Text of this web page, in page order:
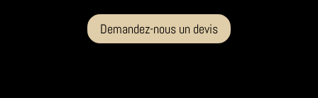
Demandez-nous un devis